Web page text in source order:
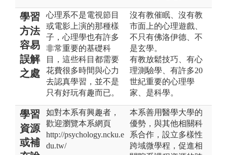
學習
方法
容易
誤解
之處
心理系不是電視節目
或電影上演的那種樣
子，心理學也有許多
非常重要的基礎科
目，這些科目都需要
花費很多時間與心力
去認真學習，並不是
只有好玩有趣而已。
沒有教催眠、沒有教
市面上的心理遊戲、
不只有佛洛伊德、不
是玄學。
有教放鬆技巧、有心
理測驗學、有許多20
世紀重要的心理學
家、是科學。
學習
資源
或補
如對本系有興趣者，
歡迎瀏覽本系網頁
http://psychology.ncku.e
du.tw/
本系善用醫學大學的
優勢，與其他相關科
系合作，設立多樣性
跨域微學程，促進相